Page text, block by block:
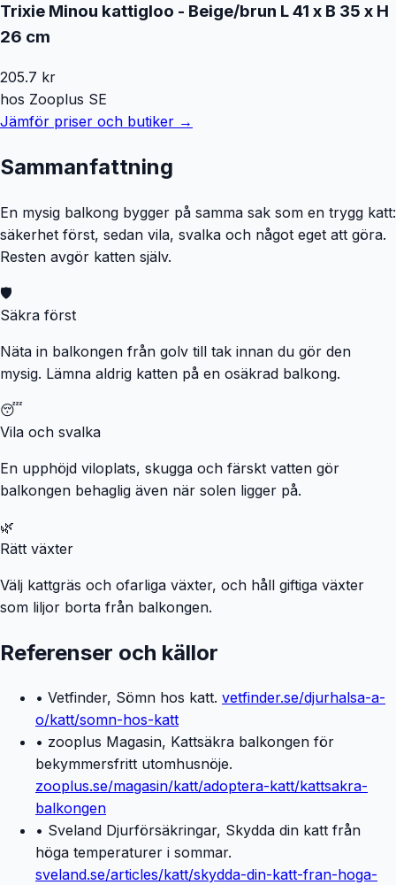
Trixie Minou kattigloo - Beige/brun L 41 x B 35 x H
26 cm
205.7 kr
hos Zooplus SE
Jämför priser och butiker →
Sammanfattning
En mysig balkong bygger på samma sak som en trygg katt:
säkerhet först, sedan vila, svalka och något eget att göra.
Resten avgör katten själv.
🛡️
Säkra först
Näta in balkongen från golv till tak innan du gör den
mysig. Lämna aldrig katten på en osäkrad balkong.
😴
Vila och svalka
En upphöjd viloplats, skugga och färskt vatten gör
balkongen behaglig även när solen ligger på.
🌿
Rätt växter
Välj kattgräs och ofarliga växter, och håll giftiga växter
som liljor borta från balkongen.
Referenser och källor
• Vetfinder, Sömn hos katt. vetfinder.se/djurhalsa-a-
o/katt/somn-hos-katt
• zooplus Magasin, Kattsäkra balkongen för
bekymmersfritt utomhusnöje.
zooplus.se/magasin/katt/adoptera-katt/kattsakra-
balkongen
• Sveland Djurförsäkringar, Skydda din katt från
höga temperaturer i sommar.
sveland.se/articles/katt/skydda-din-katt-fran-hoga-